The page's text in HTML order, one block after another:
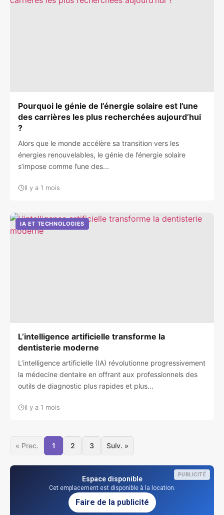
Pourquoi le génie de l’énergie solaire est l’une
des carrières les plus recherchées aujourd’hui
?
Alors que le monde accélère sa transition vers les
énergies renouvelables, le génie de l’énergie solaire
s’impose comme l’une des...
Il y a 1 mois
IA ET TECHNOLOGIES
L’intelligence artificielle transforme la
dentisterie moderne
L’intelligence artificielle (IA) révolutionne progressivement
la médecine dentaire en offrant aux professionnels des
outils de diagnostic plus rapides et plus...
Il y a 1 mois
« Prec. 1 2 3 Suiv. »
PUBLICITÉ
Espace disponible
Cet emplacement est disponible à la location.
Faire de la publicité